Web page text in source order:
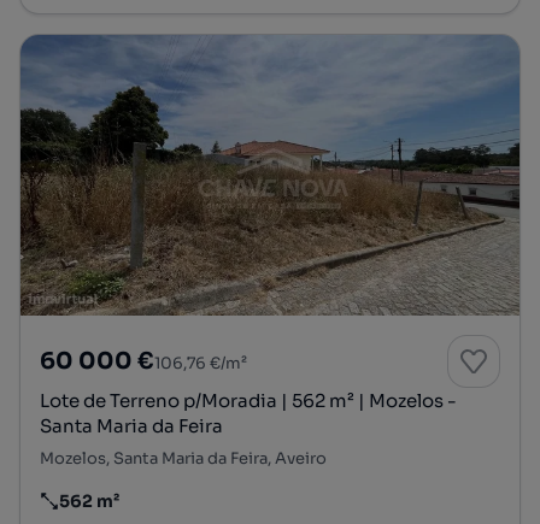
60 000 €106,76 €/m²
Lote de Terreno p/Moradia | 562 m² | Mozelos -
Santa Maria da Feira
Mozelos, Santa Maria da Feira, Aveiro
Preço por metro quadrado
562 m²